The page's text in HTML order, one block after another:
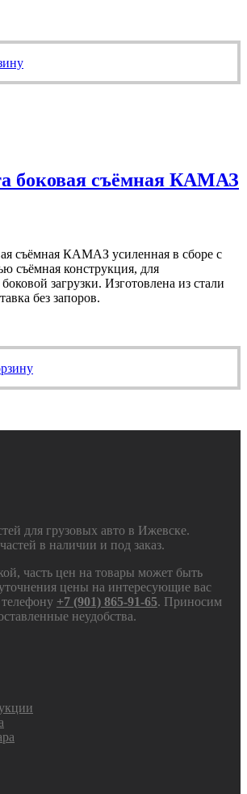
боковая съёмная КАМАЗ
съёмная КАМАЗ усиленная в сборе с
съёмная конструкция, для
загрузки. Изготовлена из стали
без запоров.
для грузовых авто в Ижевске.
в наличии и под заказ.
часть цен на товары может быть
цены на интересующие вас
+7 (901) 865-91-65. Приносим
неудобства.